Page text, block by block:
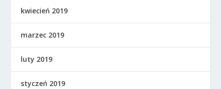
kwiecień 2019
marzec 2019
luty 2019
styczeń 2019